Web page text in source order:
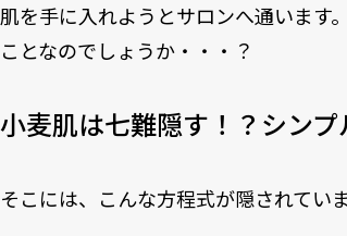
肌を手に入れようとサロンへ通います
ことなのでしょうか・・・？
小麦肌は七難隠す！？シンプ
そこには、こんな方程式が隠されてい